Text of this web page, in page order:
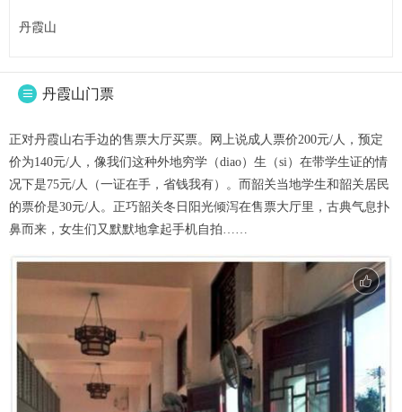
丹霞山
 丹霞山门票
正对丹霞山右手边的售票大厅买票。网上说成人票价200元/人，预定
价为140元/人，像我们这种外地穷学（diao）生（si）在带学生证的情
况下是75元/人（一证在手，省钱我有）。而韶关当地学生和韶关居民
的票价是30元/人。正巧韶关冬日阳光倾泻在售票大厅里，古典气息扑
鼻而来，女生们又默默地拿起手机自拍……